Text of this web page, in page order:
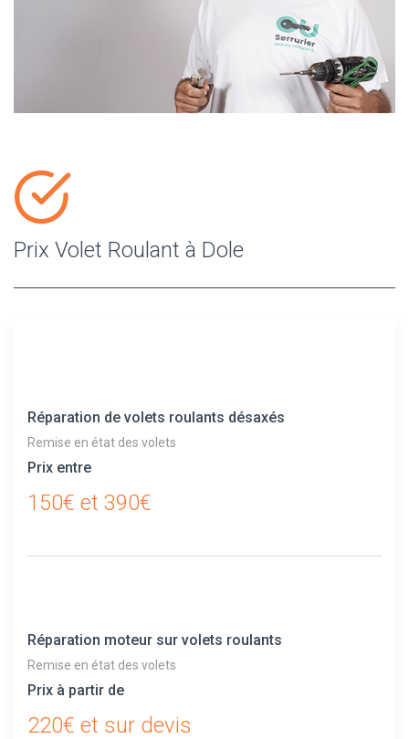
Prix Volet Roulant à Dole
Réparation de volets roulants désaxés
Remise en état des volets
Prix entre
150€ et 390€
Réparation moteur sur volets roulants
Remise en état des volets
Prix à partir de
220€ et sur devis